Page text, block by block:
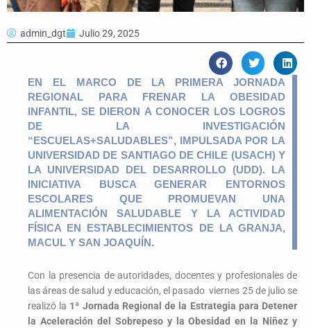
admin_dgt Julio 29, 2025
EN EL MARCO DE LA PRIMERA JORNADA
REGIONAL PARA FRENAR LA OBESIDAD
INFANTIL, SE DIERON A CONOCER LOS LOGROS
DE LA INVESTIGACIÓN
“ESCUELAS+SALUDABLES”, IMPULSADA POR LA
UNIVERSIDAD DE SANTIAGO DE CHILE (USACH) Y
LA UNIVERSIDAD DEL DESARROLLO (UDD). LA
INICIATIVA BUSCA GENERAR ENTORNOS
ESCOLARES QUE PROMUEVAN UNA
ALIMENTACIÓN SALUDABLE Y LA ACTIVIDAD
FÍSICA EN ESTABLECIMIENTOS DE LA GRANJA,
MACUL Y SAN JOAQUÍN.
Con la presencia de autoridades, docentes y profesionales de
las áreas de salud y educación, el pasado viernes 25 de julio se
realizó la 1ª Jornada Regional de la Estrategia para Detener
la Aceleración del Sobrepeso y la Obesidad en la Niñez y